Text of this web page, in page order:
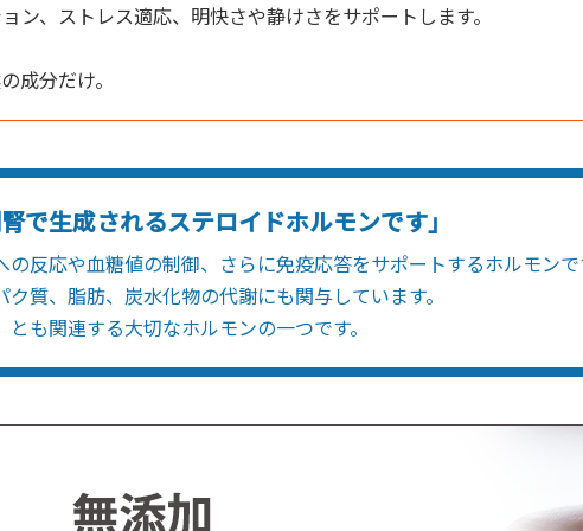
ン、ストレス適応、明快さや静けさをサポートします。
成分だけ。
で生成されるステロイドホルモンです」
の反応や血糖値の制御、さらに免疫応答をサポートするホルモンで
質、脂肪、炭水化物の代謝にも関与しています。
も関連する大切なホルモンの一つです。